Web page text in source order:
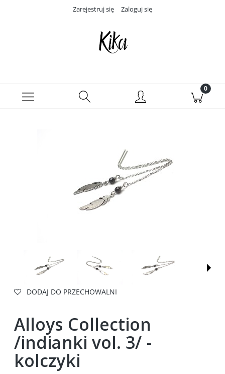
Zarejestruj się Zaloguj się
DODAJ DO PRZECHOWALNI
Alloys Collection
/indianki vol. 3/ -
kolczyki